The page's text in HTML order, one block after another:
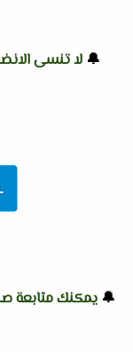
🔔 لا تنسى
🔔يمكنك متابعة